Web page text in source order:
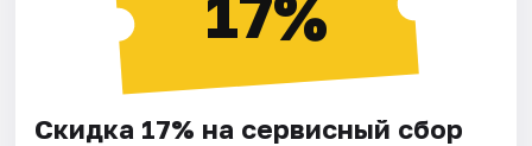
Скидка 17% на сервисный сбор